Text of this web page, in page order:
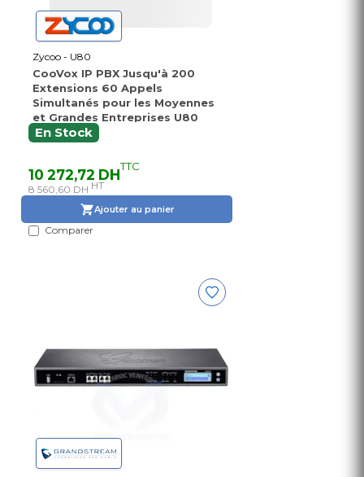
Zycoo - U80
CooVox IP PBX Jusqu'à 200
Extensions 60 Appels
Simultanés pour les Moyennes
et Grandes Entreprises U80
En Stock
10 272,72 DHTTC
8 560,60 DH HT
Ajouter au panier
Comparer